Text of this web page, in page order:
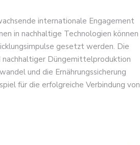
internationale Engagement
in nachhaltige Technologien können
gesetzt werden. Die
nachhaltiger Düngemittelproduktion
und die Ernährungssicherung
für die erfolgreiche Verbindung von